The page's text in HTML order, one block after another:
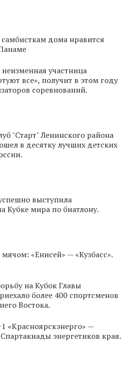
дома нравится
участница
все», получит в этом году
соревнований.
"Старт" Ленинского района
в десятку лучших детских
выступила
Кубке мира по биатлону.
«Енисей» — «Кузбасс».
на Кубок Главы
более 400 спортсменов
Востока.
«Красноярскэнерго» —
энергетиков края.